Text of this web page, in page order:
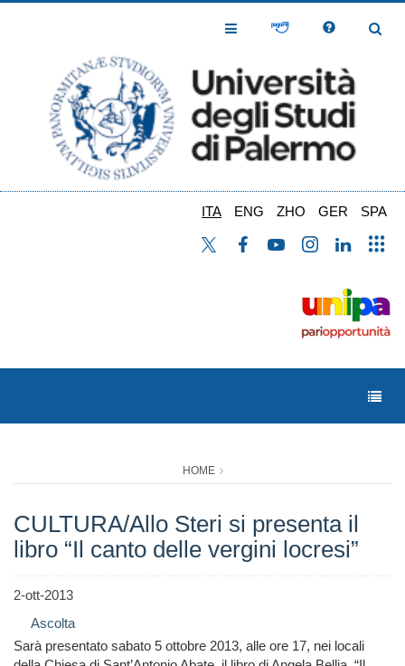
Toggle
Toggle
ITA ENG ZHO GER SPA
HOME
CULTURA/Allo Steri si presenta il
libro “Il canto delle vergini locresi”
2-ott-2013
Ascolta
Sarà presentato sabato 5 ottobre 2013, alle ore 17, nei locali